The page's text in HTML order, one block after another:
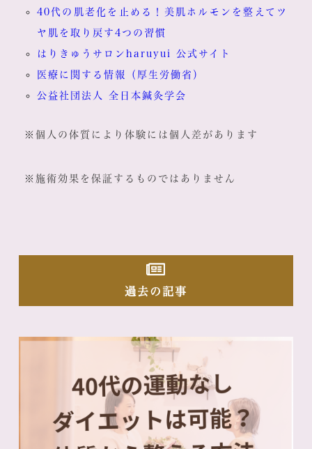
40代の肌老化を止める！美肌ホルモンを整えてツ
ヤ肌を取り戻す4つの習慣
はりきゅうサロンharuyui 公式サイト
医療に関する情報（厚生労働省）
公益社団法人 全日本鍼灸学会
※個人の体質により体験には個人差があります
※施術効果を保証するものではありません
過去の記事